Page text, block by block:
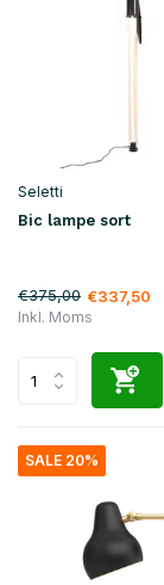
Seletti
Bic lampe sort
€375,00 €337,50
Inkl. Moms
SALE 20%